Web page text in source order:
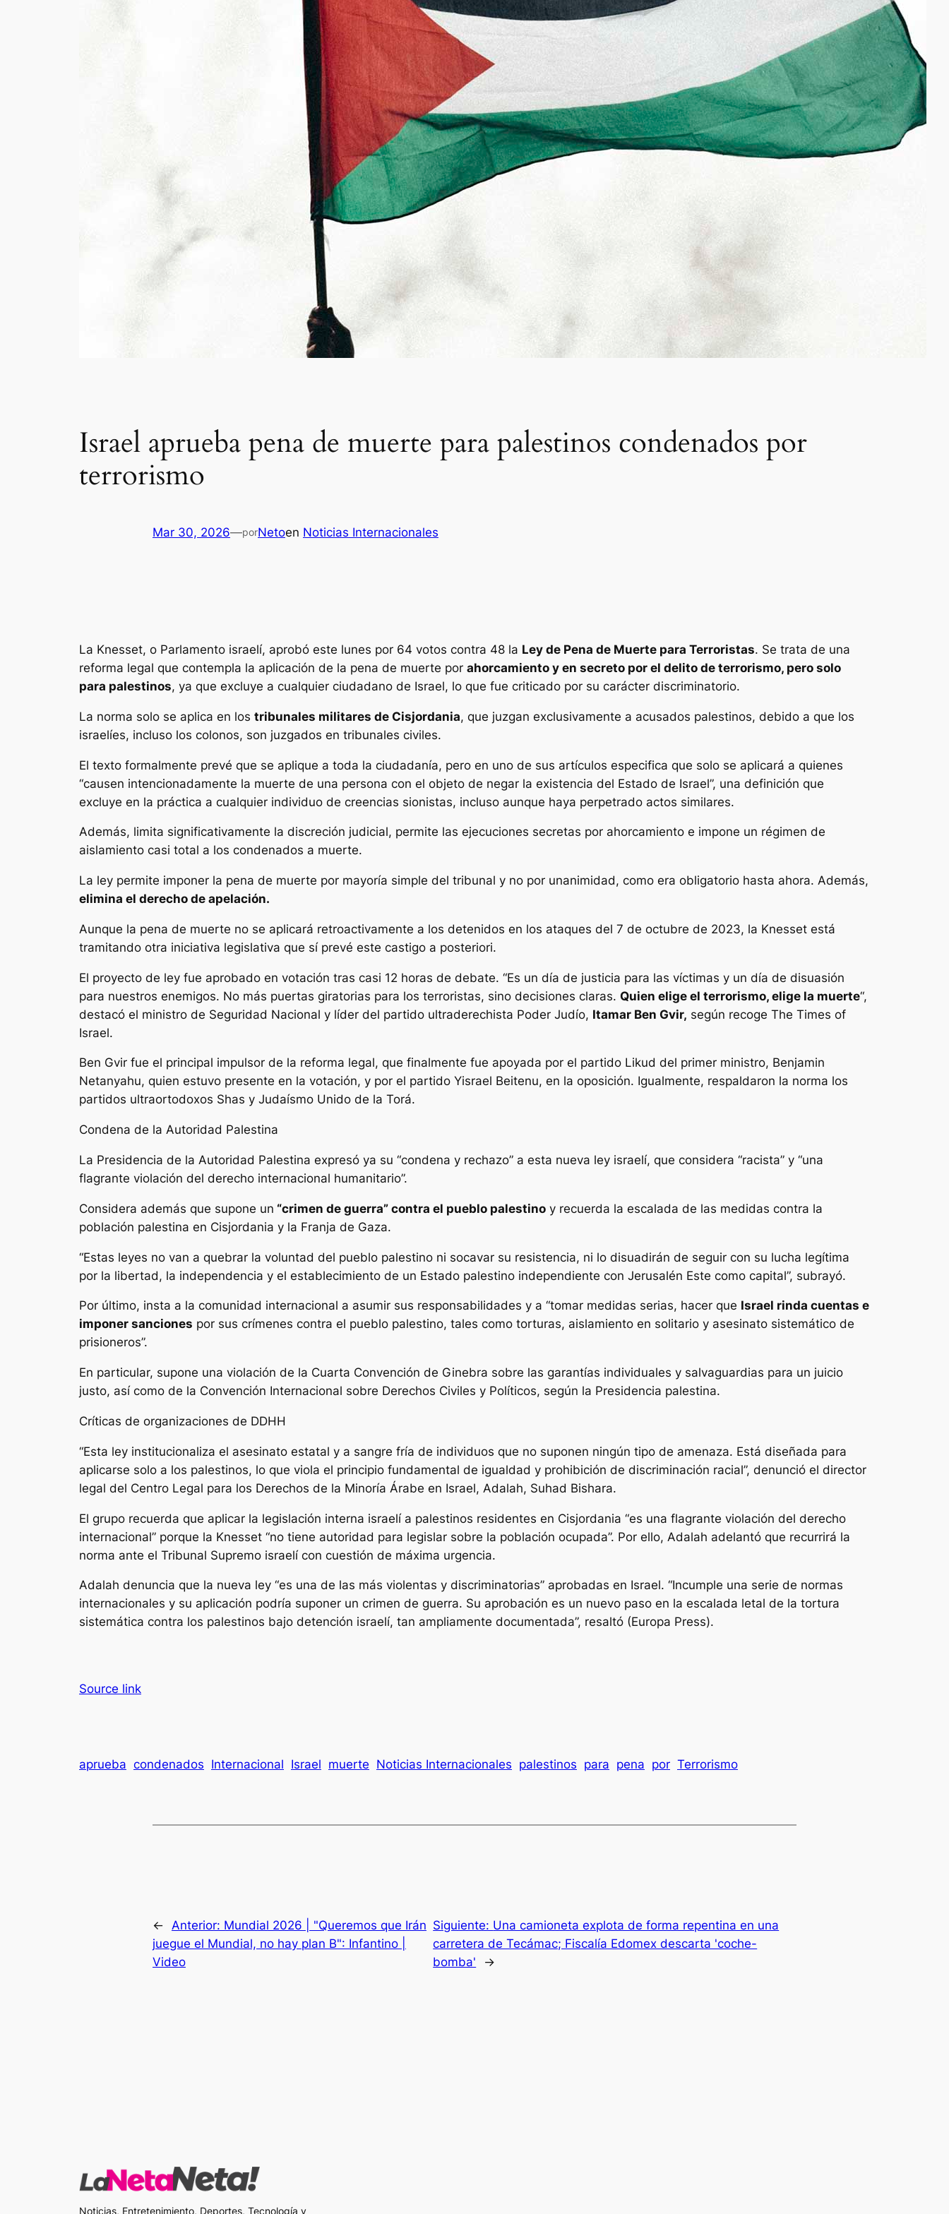
Israel aprueba pena de muerte para palestinos condenados por
terrorismo
Mar 30, 2026—porNetoen Noticias Internacionales
La Knesset, o Parlamento israelí, aprobó este lunes por 64 votos contra 48 la Ley de Pena de Muerte para Terroristas. Se trata de una
reforma legal que contempla la aplicación de la pena de muerte por ahorcamiento y en secreto por el delito de terrorismo, pero solo
para palestinos, ya que excluye a cualquier ciudadano de Israel, lo que fue criticado por su carácter discriminatorio.
La norma solo se aplica en los tribunales militares de Cisjordania, que juzgan exclusivamente a acusados palestinos, debido a que los
israelíes, incluso los colonos, son juzgados en tribunales civiles.
El texto formalmente prevé que se aplique a toda la ciudadanía, pero en uno de sus artículos especifica que solo se aplicará a quienes
“causen intencionadamente la muerte de una persona con el objeto de negar la existencia del Estado de Israel”, una definición que
excluye en la práctica a cualquier individuo de creencias sionistas, incluso aunque haya perpetrado actos similares.
Además, limita significativamente la discreción judicial, permite las ejecuciones secretas por ahorcamiento e impone un régimen de
aislamiento casi total a los condenados a muerte.
La ley permite imponer la pena de muerte por mayoría simple del tribunal y no por unanimidad, como era obligatorio hasta ahora. Además,
elimina el derecho de apelación.
Aunque la pena de muerte no se aplicará retroactivamente a los detenidos en los ataques del 7 de octubre de 2023, la Knesset está
tramitando otra iniciativa legislativa que sí prevé este castigo a posteriori.
El proyecto de ley fue aprobado en votación tras casi 12 horas de debate. “Es un día de justicia para las víctimas y un día de disuasión
para nuestros enemigos. No más puertas giratorias para los terroristas, sino decisiones claras. Quien elige el terrorismo, elige la muerte“,
destacó el ministro de Seguridad Nacional y líder del partido ultraderechista Poder Judío, Itamar Ben Gvir, según recoge The Times of
Israel.
Ben Gvir fue el principal impulsor de la reforma legal, que finalmente fue apoyada por el partido Likud del primer ministro, Benjamin
Netanyahu, quien estuvo presente en la votación, y por el partido Yisrael Beitenu, en la oposición. Igualmente, respaldaron la norma los
partidos ultraortodoxos Shas y Judaísmo Unido de la Torá.
Condena de la Autoridad Palestina
La Presidencia de la Autoridad Palestina expresó ya su “condena y rechazo” a esta nueva ley israelí, que considera “racista” y “una
flagrante violación del derecho internacional humanitario”.
Considera además que supone un “crimen de guerra” contra el pueblo palestino y recuerda la escalada de las medidas contra la
población palestina en Cisjordania y la Franja de Gaza.
“Estas leyes no van a quebrar la voluntad del pueblo palestino ni socavar su resistencia, ni lo disuadirán de seguir con su lucha legítima
por la libertad, la independencia y el establecimiento de un Estado palestino independiente con Jerusalén Este como capital”, subrayó.
Por último, insta a la comunidad internacional a asumir sus responsabilidades y a “tomar medidas serias, hacer que Israel rinda cuentas e
imponer sanciones por sus crímenes contra el pueblo palestino, tales como torturas, aislamiento en solitario y asesinato sistemático de
prisioneros”.
En particular, supone una violación de la Cuarta Convención de Ginebra sobre las garantías individuales y salvaguardias para un juicio
justo, así como de la Convención Internacional sobre Derechos Civiles y Políticos, según la Presidencia palestina.
Críticas de organizaciones de DDHH
“Esta ley institucionaliza el asesinato estatal y a sangre fría de individuos que no suponen ningún tipo de amenaza. Está diseñada para
aplicarse solo a los palestinos, lo que viola el principio fundamental de igualdad y prohibición de discriminación racial”, denunció el director
legal del Centro Legal para los Derechos de la Minoría Árabe en Israel, Adalah, Suhad Bishara.
El grupo recuerda que aplicar la legislación interna israelí a palestinos residentes en Cisjordania “es una flagrante violación del derecho
internacional” porque la Knesset “no tiene autoridad para legislar sobre la población ocupada”. Por ello, Adalah adelantó que recurrirá la
norma ante el Tribunal Supremo israelí con cuestión de máxima urgencia.
Adalah denuncia que la nueva ley “es una de las más violentas y discriminatorias” aprobadas en Israel. “Incumple una serie de normas
internacionales y su aplicación podría suponer un crimen de guerra. Su aprobación es un nuevo paso en la escalada letal de la tortura
sistemática contra los palestinos bajo detención israelí, tan ampliamente documentada”, resaltó (Europa Press).
Source link
aprueba condenados Internacional Israel muerte Noticias Internacionales palestinos para pena por Terrorismo
← Anterior: Mundial 2026 | "Queremos que Irán
juegue el Mundial, no hay plan B": Infantino |
Video
Siguiente: Una camioneta explota de forma repentina en una
carretera de Tecámac; Fiscalía Edomex descarta 'coche-
bomba'
→
Noticias, Entretenimiento, Deportes, Tecnología y